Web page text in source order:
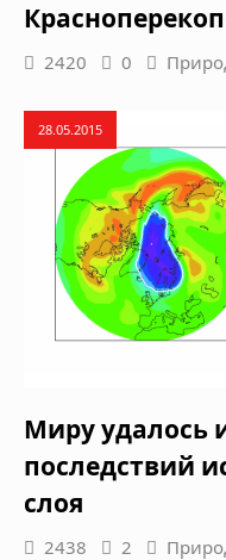
2420 0
28.05.2015
Миру удалось
последствий
слоя
2438 2